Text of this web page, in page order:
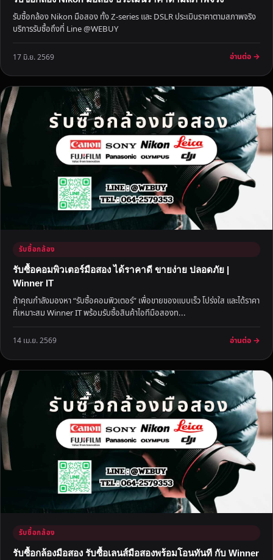
ด
ม
ข
รับซื้อกล้อง Nikon มือสอง ทั้ง Z-series และ DSLR ประเมินราคาตามสภาพจริง
บริการรับซื้อถึงที่ Line @WEBUY
17 มิ.ย. 2569 อ่านต่อ →
รับซื้อกล้อง
รับซื้อคอมพิวเตอร์มือสอง ได้ราคาดี ขายง่าย ปลอดภัย |
Winner IT
ถ้าคุณกำลังมองหา “รับซื้อคอมพิวเตอร์” เพื่อขายของแบบเร็ว โปร่งใส และได้ราคา
ที่เหมาะสม Winner IT พร้อมรับซื้อสินค้าไอทีมือสองท...
14 เม.ย. 2569 อ่านต่อ →
รับซื้อกล้อง
รับซื้อกล้องมือสอง รับซื้อเลนส์มือสองพร้อมโอนทันที กับ Winner